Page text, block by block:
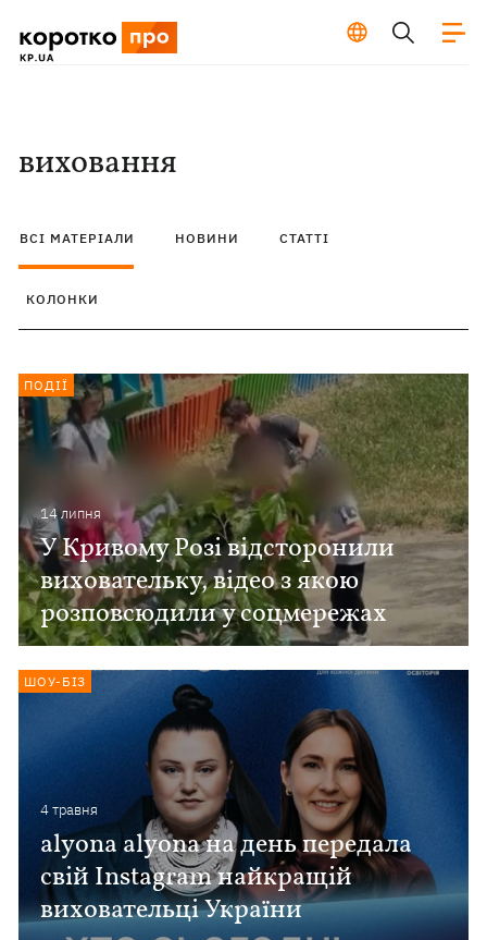
виховання
ВСІ МАТЕРІАЛИ НОВИНИ СТАТТІ
КОЛОНКИ
14 липня
У Кривому Розі відсторонили
виховательку, відео з якою
розповсюдили у соцмережах
ПОДІЇ
4 травня
alyona alyona на день передала
свій Instagram найкращій
виховательці України
ШОУ-БІЗ